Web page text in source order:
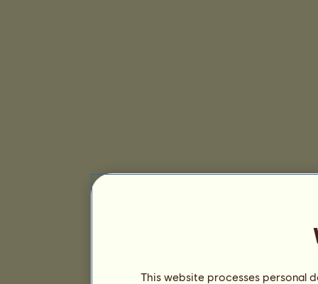
This website processes personal